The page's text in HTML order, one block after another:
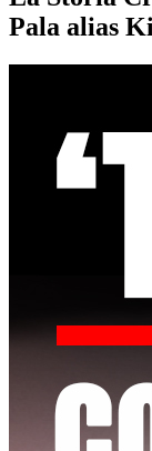
Pala alias